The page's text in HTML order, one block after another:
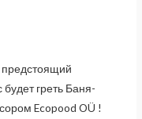
предстоящий
будет греть Баня-
Ecopood OÜ !